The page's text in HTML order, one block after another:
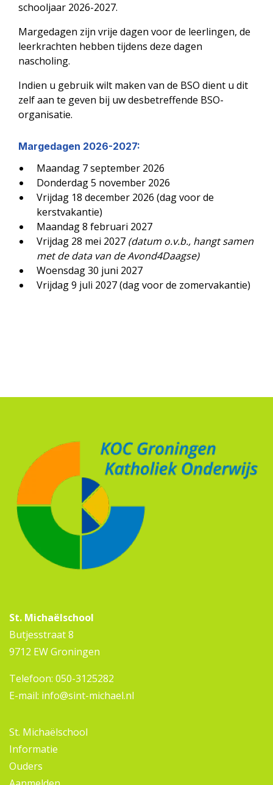
schooljaar 2026-2027.
Margedagen zijn vrije dagen voor de leerlingen, de
leerkrachten hebben tijdens deze dagen
nascholing.
Indien u gebruik wilt maken van de BSO dient u dit
zelf aan te geven bij uw desbetreffende BSO-
organisatie.
Margedagen 2026-2027:
Maandag 7 september 2026
Donderdag 5 november 2026
Vrijdag 18 december 2026 (dag voor de
kerstvakantie)
Maandag 8 februari 2027
Vrijdag 28 mei 2027 (datum o.v.b., hangt samen
met de data van de Avond4Daagse)
Woensdag 30 juni 2027
Vrijdag 9 juli 2027 (dag voor de zomervakantie)
St. Michaëlschool
Butjesstraat 8
9712 EW Groningen
Telefoon: 050-3125282
E-mail: info@sint-michael.nl
St. Michaëlschool
Informatie
Ouders